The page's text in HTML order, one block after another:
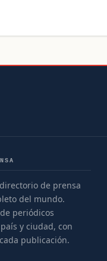
de prensa
del mundo.
periódicos
y ciudad, con
publicación.